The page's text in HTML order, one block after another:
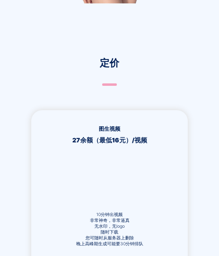
定价
图生视频
27余额（最低16元）/视频
10分钟出视频
非常神奇，非常逼真
无水印，无logo
随时下载
您可随时从服务器上删除
晚上高峰期生成可能要30分钟排队